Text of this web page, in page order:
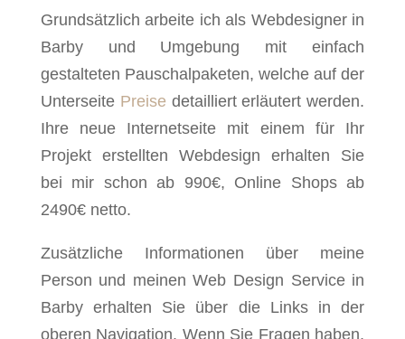
Grundsätzlich arbeite ich als Webdesigner in
Barby und Umgebung mit einfach
gestalteten Pauschalpaketen, welche auf der
Unterseite Preise detailliert erläutert werden.
Ihre neue Internetseite mit einem für Ihr
Projekt erstellten Webdesign erhalten Sie
bei mir schon ab 990€, Online Shops ab
2490€ netto.
Zusätzliche Informationen über meine
Person und meinen Web Design Service in
Barby erhalten Sie über die Links in der
oberen Navigation. Wenn Sie Fragen haben,